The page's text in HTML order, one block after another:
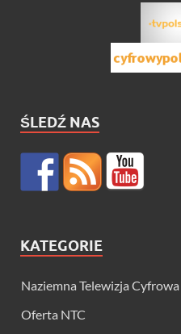
ŚLEDŹ NAS
KATEGORIE
Naziemna Telewizja Cyfrowa
Oferta NTC